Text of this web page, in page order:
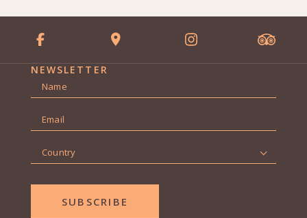
NEWSLETTER
Name
Email
Country